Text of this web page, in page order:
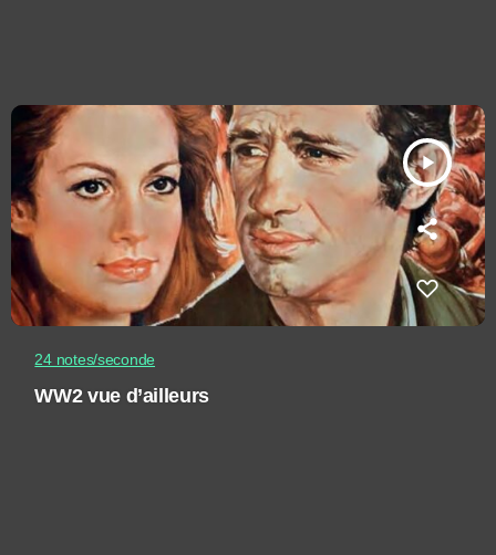
play_arrow
24 notes/seconde
WW2 vue d’ailleurs